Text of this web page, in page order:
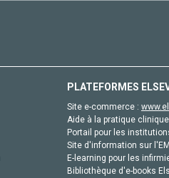
PLATEFORMES
Site e-commerce :
Aide à la pratique
Portail pour les
Site d'information sur
E-learning pour les
Bibliothèque d'e-books